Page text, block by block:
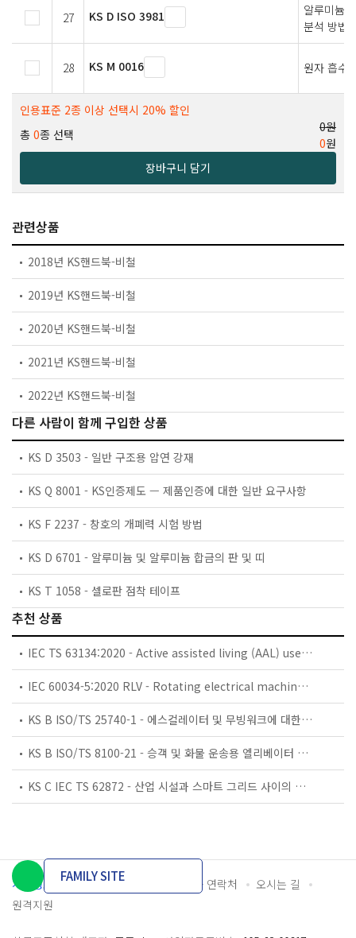
27 KS D ISO 3981
알루미늄
분석 방법
28 KS M 0016 원자 흡수
인용표준 2종 이상 선택시 20% 할인
총 0종 선택
0원
0원
장바구니 담기
관련상품
2018년 KS핸드북-비철
2019년 KS핸드북-비철
2020년 KS핸드북-비철
2021년 KS핸드북-비철
2022년 KS핸드북-비철
다른 사람이 함께 구입한 상품
KS D 3503 - 일반 구조용 압연 강재
KS Q 8001 - KS인증제도 — 제품인증에 대한 일반 요구사항
KS F 2237 - 창호의 개폐력 시험 방법
KS D 6701 - 알루미늄 및 알루미늄 합금의 판 및 띠
KS T 1058 - 셀로판 점착 테이프
추천 상품
IEC TS 63134:2020 - Active assisted living (AAL) use cases
IEC 60034-5:2020 RLV - Rotating electrical machines - Part 5: Degrees of protection provided by the integral design of rotating electrical machines (IP code) - Classification
KS B ISO/TS 25740-1 - 에스컬레이터 및 무빙워크에 대한 안전요건 — 제1부: 세계공통 필수 안전요건(GESRs)
KS B ISO/TS 8100-21 - 승객 및 화물 운송용 엘리베이터 —제21부: 세계공통 필수안전요건(GESRs)을 충족하는 세계공통 안전 파라미터(GSPs)
KS C IEC TS 62872 - 산업 시설과 스마트 그리드 사이의 산업 공정 측정, 제어 및 자동화 시스템 인터페이스
개인정보처리방침 이용약관 담당자 연락처
오시는 길
원격지원
FAMILY SITE